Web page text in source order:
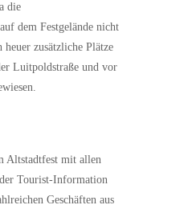
die
dem Festgelände nicht
zusätzliche Plätze
Luitpoldstraße und vor
Altstadtfest mit allen
Tourist-Information
Geschäften aus